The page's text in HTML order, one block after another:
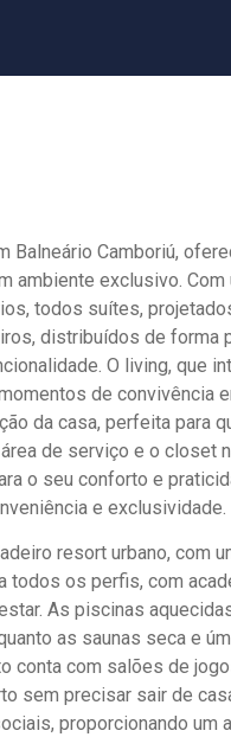
Balneário Camboriú,
ambiente exclusivo. Com
todos suítes,
distribuídos de forma
O living, que
de convivência
da casa, perfeita para
de serviço e o closet
o seu conforto e
e exclusividade.
resort urbano, com
todos os perfis, com
As piscinas
as saunas seca e
conta com salões de
sem precisar sair de
proporcionando um